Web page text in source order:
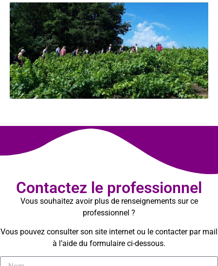
Contactez le professionnel
Vous souhaitez avoir plus de renseignements sur ce
professionnel ?
Vous pouvez consulter son site internet ou le contacter par mail
à l’aide du formulaire ci-dessous.